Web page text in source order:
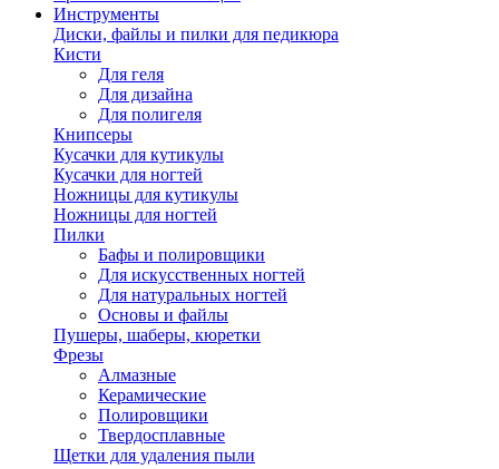
Инструменты
Диски, файлы и пилки для педикюра
Кисти
Для геля
Для дизайна
Для полигеля
Книпсеры
Кусачки для кутикулы
Кусачки для ногтей
Ножницы для кутикулы
Ножницы для ногтей
Пилки
Бафы и полировщики
Для искусственных ногтей
Для натуральных ногтей
Основы и файлы
Пушеры, шаберы, кюретки
Фрезы
Алмазные
Керамические
Полировщики
Твердосплавные
Щетки для удаления пыли